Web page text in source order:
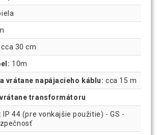
cca 30 cm
10m
vrátane napájacieho káblu: cca 15 m
transformátoru
IP 44 (pre vonkajšie použitie) - GS -